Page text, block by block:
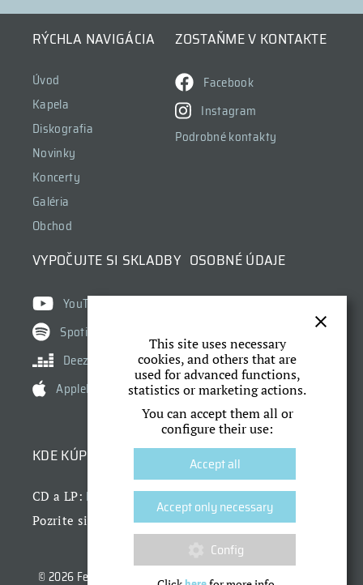
This site uses necessary
cookies, and others that are
used for advanced functions,
statistics or marketing actions.
You can accept them all or
configure their use:
Accept all
Accept only necessary
Config
RÝCHLA NAVIGÁCIA
Úvod
Kapela
Diskografia
Novinky
Koncerty
Galéria
Obchod
ZOSTAŇME V KONTAKTE
Facebook
Instagram
Podrobné kontakty
VYPOČUJTE SI SKLADBY
YouTube
Spotify
Deezer
AppleMusic
KDE KÚPIŤ
CD a LP: Dr. Horák
Pozrite si aj náš obchod
OSOBNÉ ÚDAJE
Ochrana osobných údajov
Nastavenie cookies
© 2026 Fermata, Fero Griglák a Dr. Horák | Dizajn a CMS: